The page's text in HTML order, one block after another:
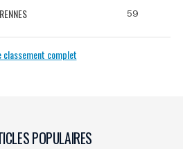
RENNES 59
classement complet
POPULAIRES